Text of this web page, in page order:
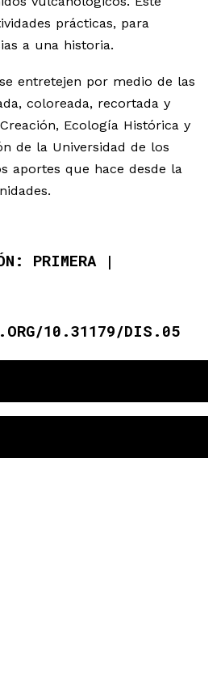
prácticas, para
a una historia.
entretejen por medio de las
coloreada, recortada y
Ecología Histórica y
de la Universidad de los
aportes que hace desde la
PRIMERA
10.31179/DIS.05